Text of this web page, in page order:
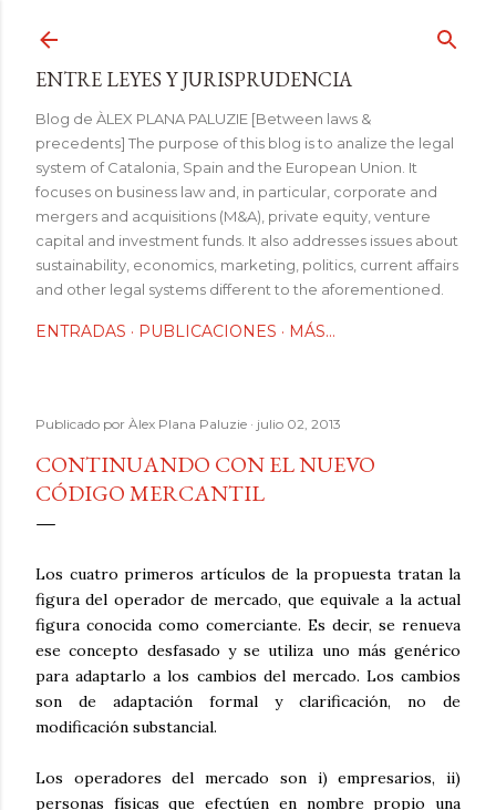
ENTRE LEYES Y JURISPRUDENCIA
Blog de ÀLEX PLANA PALUZIE [Between laws &
precedents] The purpose of this blog is to analize the legal
system of Catalonia, Spain and the European Union. It
focuses on business law and, in particular, corporate and
mergers and acquisitions (M&A), private equity, venture
capital and investment funds. It also addresses issues about
sustainability, economics, marketing, politics, current affairs
and other legal systems different to the aforementioned.
ENTRADAS PUBLICACIONES MÁS…
Publicado por Àlex Plana Paluzie julio 02, 2013
CONTINUANDO CON EL NUEVO
CÓDIGO MERCANTIL
Los cuatro primeros artículos de la propuesta tratan la
figura del operador de mercado, que equivale a la actual
figura conocida como comerciante. Es decir, se renueva
ese concepto desfasado y se utiliza uno más genérico
para adaptarlo a los cambios del mercado. Los cambios
son de adaptación formal y clarificación, no de
modificación substancial.
Los operadores del mercado son i) empresarios, ii)
personas físicas que efectúen en nombre propio una